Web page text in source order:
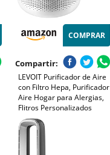
COMPRAR
Compartir:
LEVOIT Purificador de Aire
con Filtro Hepa, Purificador
Aire Hogar para Alergias,
Flitros Personalizados
Elimina 99,97% del Polen,
Polvo, Olores de Mascotas,
Modo Sueño y
Temporizador